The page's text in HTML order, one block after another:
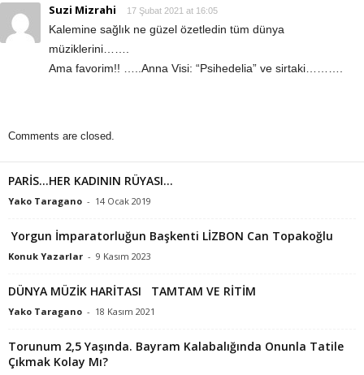
Suzi Mizrahi 17 Şubat 2021 at 16:05
Kalemine sağlık ne güzel özetledin tüm dünya
müziklerini…….
Ama favorim!! …..Anna Visi: “Psihedelia” ve sirtaki……….
Comments are closed.
PARİS…HER KADININ RÜYASI…
Yako Taragano - 14 Ocak 2019
Yorgun İmparatorluğun Başkenti LİZBON Can Topakoğlu
Konuk Yazarlar - 9 Kasım 2023
DÜNYA MÜZİK HARİTASI TAMTAM VE RİTİM
Yako Taragano - 18 Kasım 2021
Torunum 2,5 Yaşında. Bayram Kalabalığında Onunla Tatile
Çıkmak Kolay Mı?